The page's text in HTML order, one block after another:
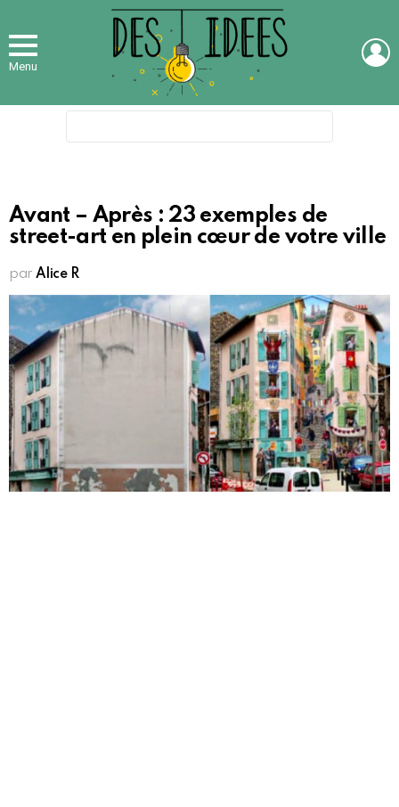
Menu
Avant – Après : 23 exemples de
street-art en plein cœur de votre ville
par Alice R